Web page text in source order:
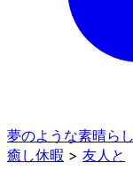
夢のような素晴ら
癒し休暇 > 友人と